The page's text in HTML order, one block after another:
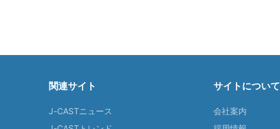
関連サイト
J-CASTニュース
サイトについて
会社案内